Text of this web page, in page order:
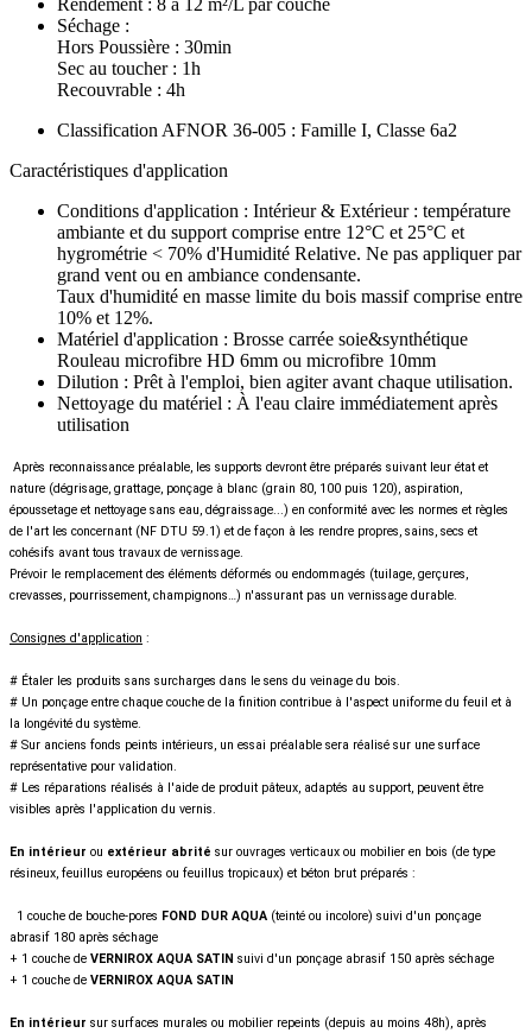
Séchage :
Hors Poussière : 30min
Sec au toucher : 1h
Recouvrable : 4h
Classification AFNOR 36-005 : Famille I, Classe 6a2
Caractéristiques d'application
Conditions d'application : Intérieur & Extérieur : température
ambiante et du support comprise entre 12°C et 25°C et
hygrométrie < 70% d'Humidité Relative. Ne pas appliquer par
grand vent ou en ambiance condensante.
Taux d'humidité en masse limite du bois massif comprise entre
10% et 12%.
Matériel d'application : Brosse carrée soie&synthétique
Rouleau microfibre HD 6mm ou microfibre 10mm
Dilution : Prêt à l'emploi, bien agiter avant chaque utilisation.
Nettoyage du matériel : À l'eau claire immédiatement après
utilisation
Après reconnaissance préalable, les supports devront être préparés suivant leur état et
nature (dégrisage, grattage, ponçage à blanc (grain 80, 100 puis 120), aspiration,
époussetage et nettoyage sans eau, dégraissage...) en conformité avec les normes et règles
de l'art les concernant (NF DTU 59.1) et de façon à les rendre propres, sains, secs et
cohésifs avant tous travaux de vernissage.
Prévoir le remplacement des éléments déformés ou endommagés (tuilage, gerçures,
crevasses, pourrissement, champignons…) n'assurant pas un vernissage durable.
Consignes d'application :
# Étaler les produits sans surcharges dans le sens du veinage du bois.
# Un ponçage entre chaque couche de la finition contribue à l'aspect uniforme du feuil et à
la longévité du système.
# Sur anciens fonds peints intérieurs, un essai préalable sera réalisé sur une surface
représentative pour validation.
# Les réparations réalisés à l'aide de produit pâteux, adaptés au support, peuvent être
visibles après l'application du vernis.
En intérieur ou extérieur abrité sur ouvrages verticaux ou mobilier en bois (de type
résineux, feuillus européens ou feuillus tropicaux) et béton brut préparés :
1 couche de bouche-pores FOND DUR AQUA (teinté ou incolore) suivi d'un ponçage
abrasif 180 après séchage
+ 1 couche de VERNIROX AQUA SATIN suivi d'un ponçage abrasif 150 après séchage
+ 1 couche de VERNIROX AQUA SATIN
En intérieur sur surfaces murales ou mobilier repeints (depuis au moins 48h), après